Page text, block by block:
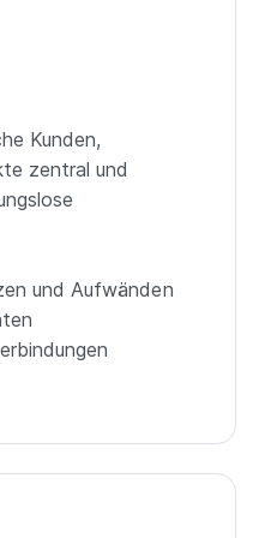
Kunden,
zentral und
und Aufwänden